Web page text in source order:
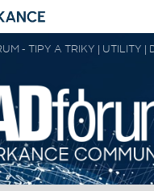
- TIPY A TRIKY | UTILITY